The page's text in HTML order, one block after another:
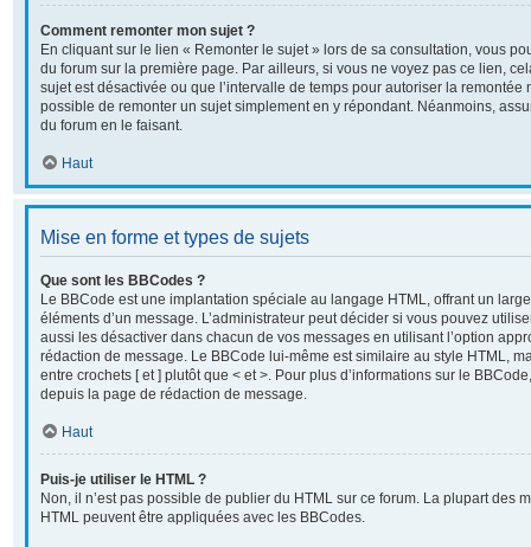
Comment remonter mon sujet ?
En cliquant sur le lien « Remonter le sujet » lors de sa consultation, vous
du forum sur la première page. Par ailleurs, si vous ne voyez pas ce lien,
sujet est désactivée ou que l’intervalle de temps pour autoriser la remontée
possible de remonter un sujet simplement en y répondant. Néanmoins,
du forum en le faisant.
Haut
Mise en forme et types de sujets
Que sont les BBCodes ?
Le BBCode est une implantation spéciale au langage HTML, offrant un
éléments d’un message. L’administrateur peut décider si vous pouvez
aussi les désactiver dans chacun de vos messages en utilisant l’option
rédaction de message. Le BBCode lui-même est similaire au style HTML,
entre crochets [ et ] plutôt que < et >. Pour plus d’informations sur le
depuis la page de rédaction de message.
Haut
Puis-je utiliser le HTML ?
Non, il n’est pas possible de publier du HTML sur ce forum. La plupart des
HTML peuvent être appliquées avec les BBCodes.